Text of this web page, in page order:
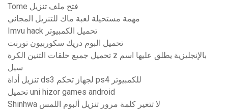
Tome فتح ملف تنزيل
مهمة مستحيلة لعبة ماك للتنزيل المجاني
Imvu hack تحميل الكمبيوتر
تحميل البوم دريك سكوربيون تورنت
تحميل جميع حلقات التنين الكرة z بالإنجليزية يطلق عليها اسم
سيل
تنزيل أداة ds3 لجهاز تحكم ps4 للكمبيوتر
تحميل uni hizor games android
Shinhwa لا تتغير كلمة مرور تنزيل ألبوم اللمس